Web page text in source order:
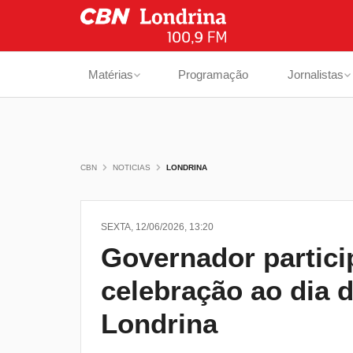
Matérias Programação Jornalistas
CBN NOTICIAS LONDRINA
SEXTA, 12/06/2026, 13:20
Governador
celebração ao dia
Londrina